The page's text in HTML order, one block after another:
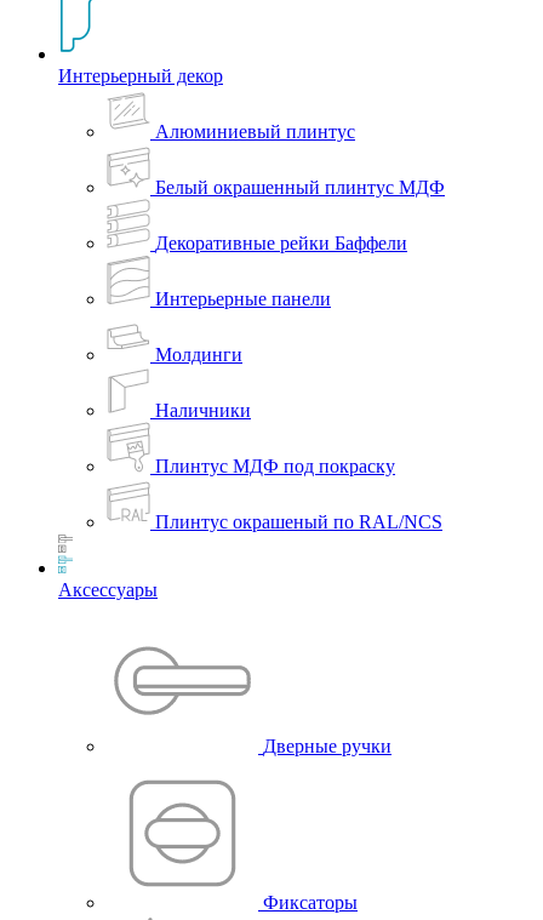
Интерьерный декор
Алюминиевый плинтус
Белый окрашенный плинтус МДФ
Декоративные рейки Баффели
Интерьерные панели
Молдинги
Наличники
Плинтус МДФ под покраску
Плинтус окрашеный по RAL/NCS
Аксессуары
Дверные ручки
Фиксаторы